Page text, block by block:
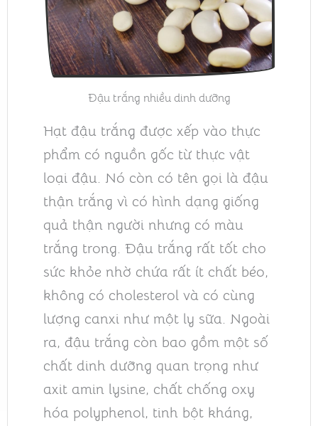
Đậu trắng nhiều dinh dưỡng
Hạt đậu trắng được xếp vào thực
phẩm có nguồn gốc từ thực vật
loại đậu. Nó còn có tên gọi là đậu
thận trắng vì có hình dạng giống
quả thận người nhưng có màu
trắng trong. Đậu trắng rất tốt cho
sức khỏe nhờ chứa rất ít chất béo,
không có cholesterol và có cùng
lượng canxi như một ly sữa. Ngoài
ra, đậu trắng còn bao gồm một số
chất dinh dưỡng quan trọng như
axit amin lysine, chất chống oxy
hóa polyphenol, tinh bột kháng,